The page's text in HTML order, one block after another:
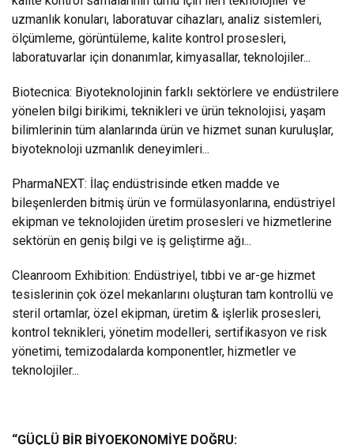
uzmanlık konuları, laboratuvar cihazları, analiz sistemleri,
ölçümleme, görüntüleme, kalite kontrol prosesleri,
laboratuvarlar için donanımlar, kimyasallar, teknolojiler...
Biotecnica: Biyoteknolojinin farklı sektörlere ve endüstrilere
yönelen bilgi birikimi, teknikleri ve ürün teknolojisi, yaşam
bilimlerinin tüm alanlarında ürün ve hizmet sunan kuruluşlar,
biyoteknoloji uzmanlık deneyimleri...
PharmaNEXT: İlaç endüstrisinde etken madde ve
bileşenlerden bitmiş ürün ve formülasyonlarına, endüstriyel
ekipman ve teknolojiden üretim prosesleri ve hizmetlerine
sektörün en geniş bilgi ve iş geliştirme ağı...
Cleanroom Exhibition: Endüstriyel, tıbbi ve ar-ge hizmet
tesislerinin çok özel mekanlarını oluşturan tam kontrollü ve
steril ortamlar, özel ekipman, üretim & işlerlik prosesleri,
kontrol teknikleri, yönetim modelleri, sertifikasyon ve risk
yönetimi, temizodalarda komponentler, hizmetler ve
teknolojiler...
“GÜÇLÜ BİR BİYOEKONOMİYE DOĞRU: